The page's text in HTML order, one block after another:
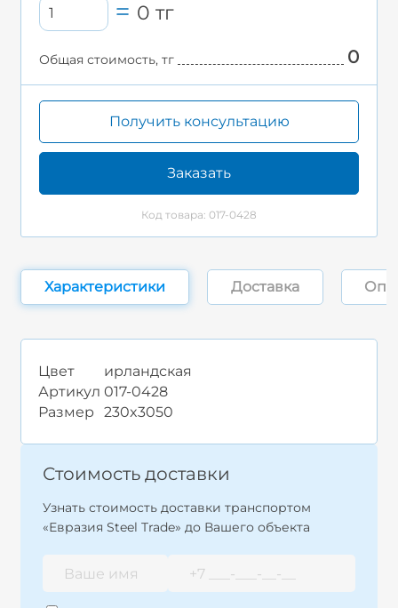
0тг
Общая стоимость, тг 0
Получить консультацию
Заказать
Код товара: 017-0428
Характеристики Доставка
Цвет
ирландская
Артикул 017-0428
Размер
230x3050
Стоимость доставки
Узнать стоимость доставки транспортом
«Евразия Steel Trade» до Вашего объекта